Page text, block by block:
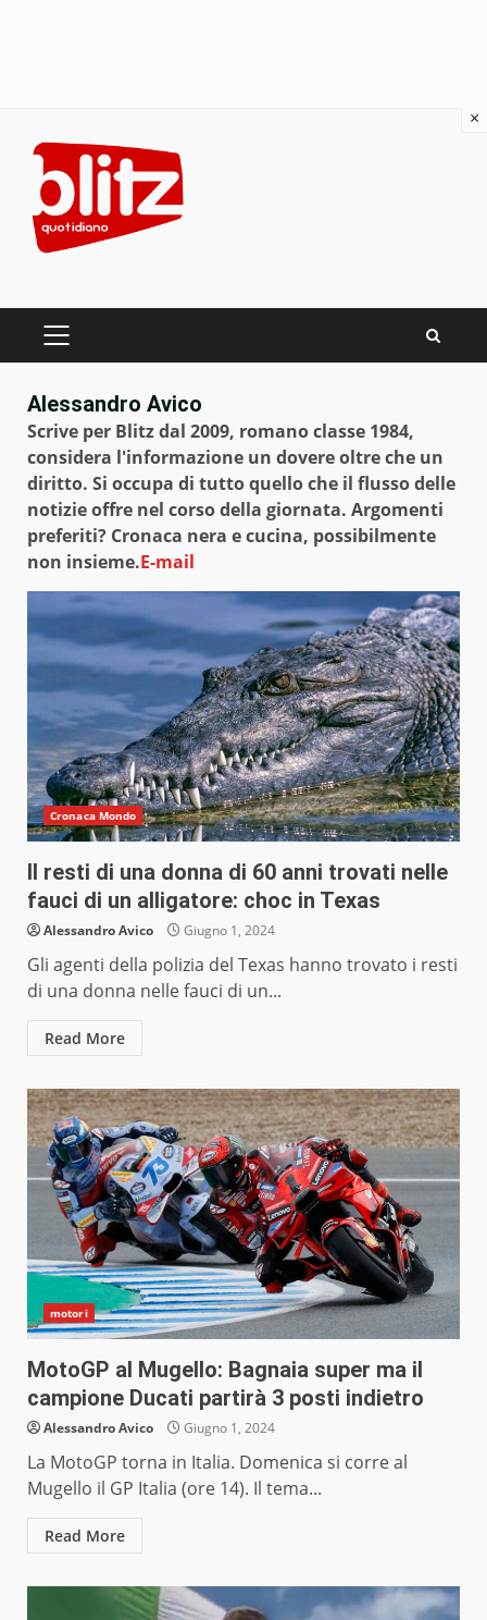
content
PRIMARY
Alessandro Avico
Scrive per Blitz dal 2009, romano classe 1984,
considera l'informazione un dovere oltre che un
diritto. Si occupa di tutto quello che il flusso delle
notizie offre nel corso della giornata. Argomenti
preferiti? Cronaca nera e cucina, possibilmente
non insieme.E-mail
Cronaca Mondo
Il resti di una donna di 60 anni trovati nelle
fauci di un alligatore: choc in Texas
Alessandro Avico Giugno 1, 2024
Gli agenti della polizia del Texas hanno trovato i resti
di una donna nelle fauci di un...
Read More
motori
MotoGP al Mugello: Bagnaia super ma il
campione Ducati partirà 3 posti indietro
Alessandro Avico Giugno 1, 2024
La MotoGP torna in Italia. Domenica si corre al
Mugello il GP Italia (ore 14). Il tema...
Read More
×